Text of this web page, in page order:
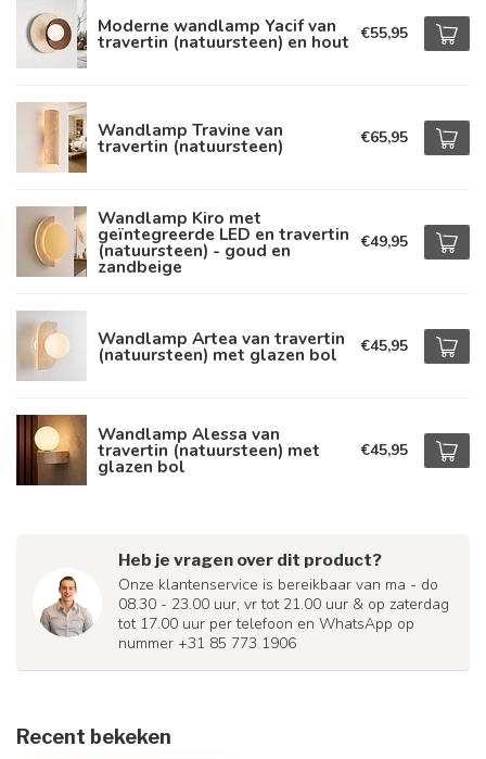
Moderne wandlamp Yacif van
travertin (natuursteen) en hout €55,95
Wandlamp Travine van
travertin (natuursteen) €65,95
Wandlamp Kiro met
geïntegreerde LED en travertin
(natuursteen) - goud en
zandbeige
€49,95
Wandlamp Artea van travertin
(natuursteen) met glazen bol €45,95
Wandlamp Alessa van
travertin (natuursteen) met
glazen bol
€45,95
Heb je vragen over dit product?
Onze klantenservice is bereikbaar van ma - do
08.30 - 23.00 uur, vr tot 21.00 uur & op zaterdag
tot 17.00 uur per telefoon en WhatsApp op
nummer +31 85 773 1906
Recent bekeken